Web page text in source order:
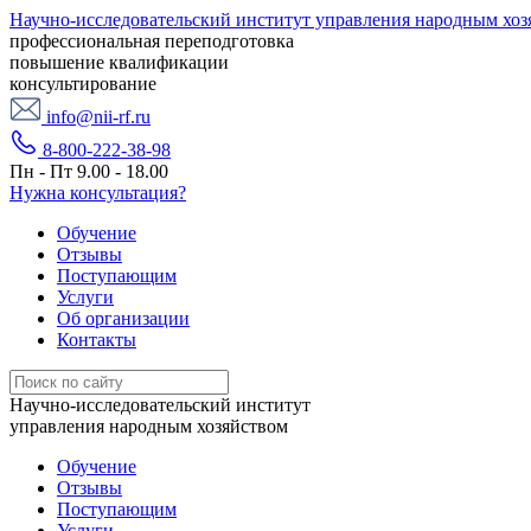
Научно-исследовательский институт управления народным
профессиональная переподготовка
повышение квалификации
консультирование
info@nii-rf.ru
8-800-222-38-98
Пн - Пт 9.00 - 18.00
Нужна консультация?
Обучение
Отзывы
Поступающим
Услуги
Об организации
Контакты
Научно-исследовательский институт
управления народным хозяйством
Обучение
Отзывы
Поступающим